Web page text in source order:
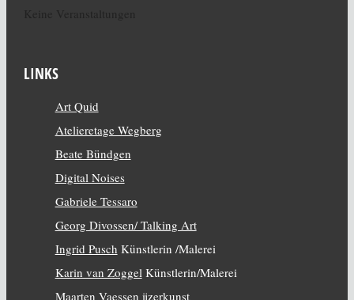
LINKS
Art Quid
Atelieretage Wegberg
Beate Bündgen
Digital Noises
Gabriele Tessaro
Georg Divossen/ Talking Art
Ingrid Pusch Künstlerin /Malerei
Karin van ZoggelKünstlerin/Malerei
Maarten Vaessen ijzerkunst